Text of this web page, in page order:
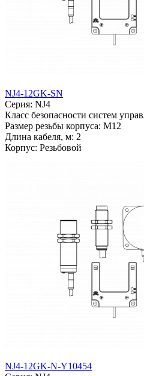
NJ4-12GK-SN
Серия: NJ4
Класс безопасности систем
Размер резьбы корпуса: M12
Длина кабеля, м: 2
Корпус: Резьбовой
NJ4-12GK-N-Y10454